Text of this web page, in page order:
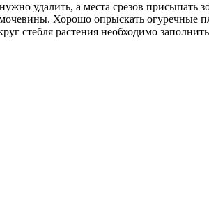
удалить, а места срезов
Хорошо опрыскать огуречные
стебля растения необходимо